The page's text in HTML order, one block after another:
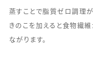
蒸すことで脂質ゼロ調理が
きのこを加えると食物繊
ながります。